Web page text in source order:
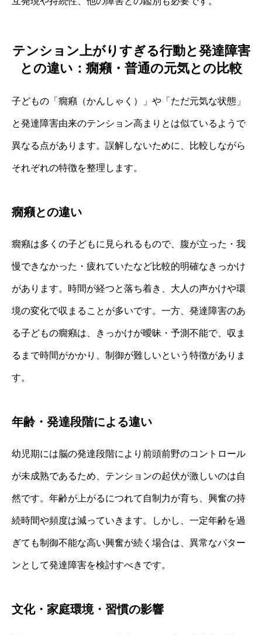
テンション上がりすぎる行動と発達障害
との違い：癇癪・普通の元気との比較
子どもの「癇癪（かんしゃく）」や「ただ元気な状態」
と発達障害由来のテンション高まりとは似ているようで
異なる点があります。誤解しないために、比較しながら
それぞれの特徴を整理します。
癇癪との違い
癇癪は多くの子どもに見られるもので、腹が立った・我
慢できなかった・疲れていたなど比較的明確なきっかけ
があります。時間が経つと落ち着き、大人の声かけや環
境の変化で収まることが多いです。一方、発達障害のあ
る子どもの癇癪は、きっかけが曖昧・予測不能で、収ま
るまで時間がかかり、制御が難しいという特徴がありま
す。
年齢・発達段階による違い
幼児期には脳の発達段階により前頭前野のコントロール
が未成熟であるため、テンションの起伏が激しいのは自
然です。年齢が上がるにつれて自制力が育ち、興奮の持
続時間や頻度は減っていきます。しかし、一定年齢を過
ぎても制御不能な高い興奮が続く場合は、異常なパター
ンとして発達障害を検討すべきです。
文化・家庭環境・習慣の影響